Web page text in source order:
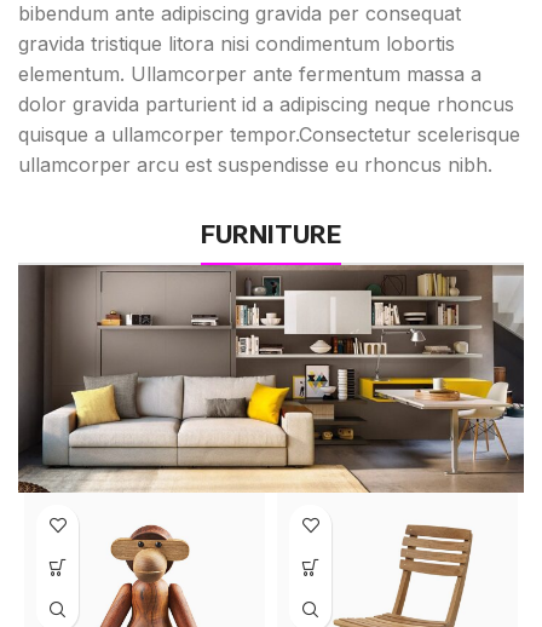
bibendum ante adipiscing gravida per consequat
gravida tristique litora nisi condimentum lobortis
elementum. Ullamcorper ante fermentum massa a
dolor gravida parturient id a adipiscing neque rhoncus
quisque a ullamcorper tempor.Consectetur scelerisque
ullamcorper arcu est suspendisse eu rhoncus nibh.
FURNITURE